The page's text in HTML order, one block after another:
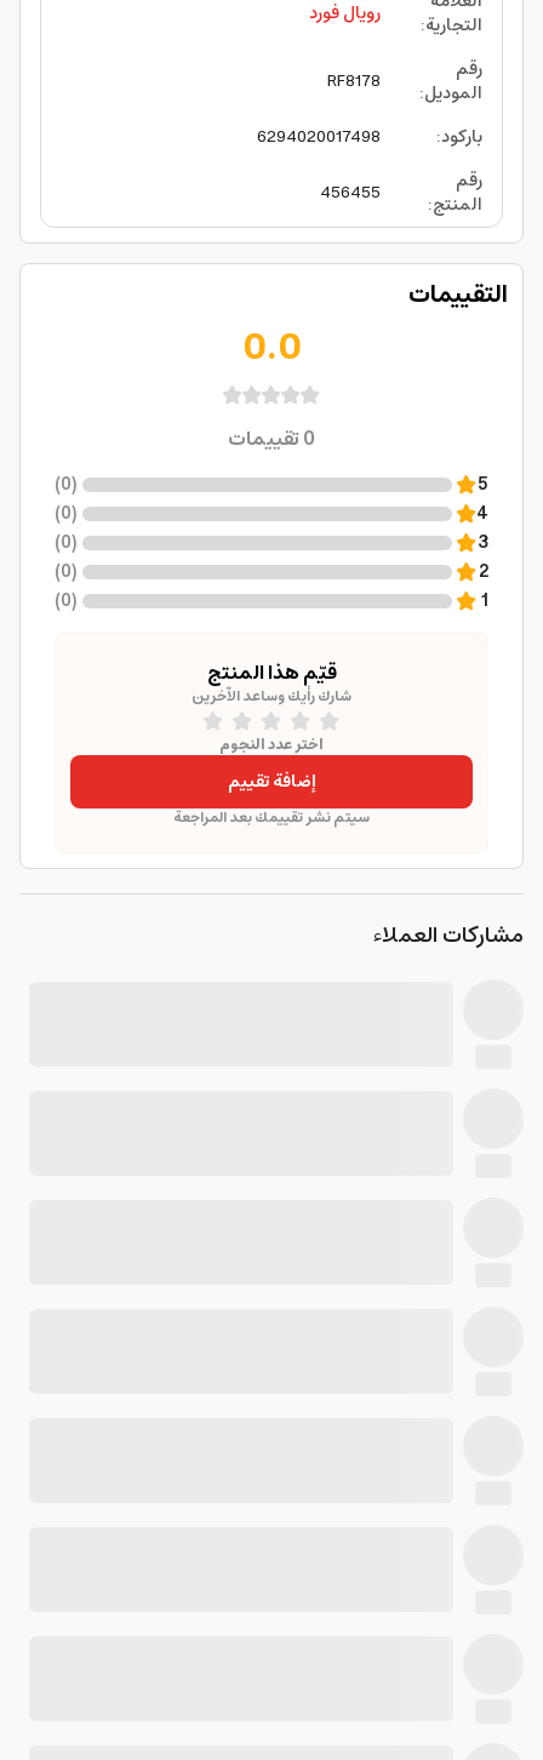
التجارية:
رويال فورد
رقم
الموديل:
RF8178
باركود:
6294020017498
رقم
المنتج:
456455
التقييمات
0.0
0تقييمات
5
(
0
)
4
(
0
)
3
(
0
)
2
(
0
)
1
(
0
)
قيّم هذا المنتج
شارك رأيك وساعد الآخرين
اختر عدد النجوم
إضافة تقييم
سيتم نشر تقييمك بعد المراجعة
مشاركات العملاء